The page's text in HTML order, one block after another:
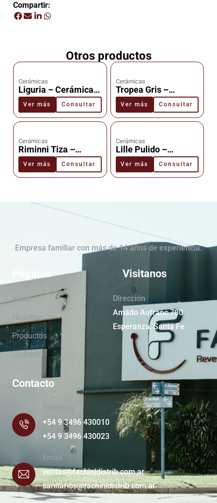
Compartir:
Otros productos
Cerámicas
Liguria – Cerámica –
Cañuelas
Ver más Consultar
Cerámicas
Tropea Gris –
Cerámica –
Cañuelas
Ver más Consultar
Cerámicas
Riminni Tiza –
Cerámica –
Cañuelas
Ver más Consultar
Cerámicas
Lille Pulido –
Cerámica –
Cañuelas
Ver más Consultar
Empresa familiar con más de 14 años de experiencia.
Páginas
Inicio
Nosotros
Productos
Contacto
Visitanos
Dirección
Amado Aufranc 780
Esperanza, Santa Fe
Contacto
+54 9 3496 430010
+54 9 3496 430023
Email
ventas@fachinidistrib.com.ar
sanitarios@fachinidistrib.com.ar